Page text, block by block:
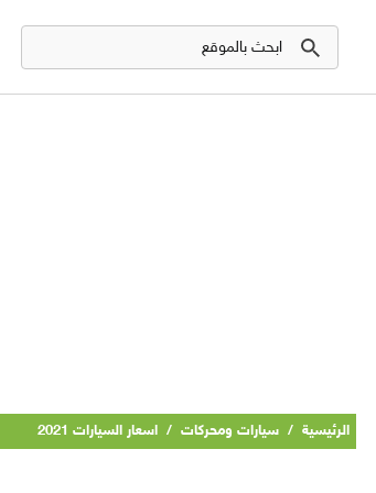
الرئيسية / سيارات ومحركات / اسعار السيارات 2021